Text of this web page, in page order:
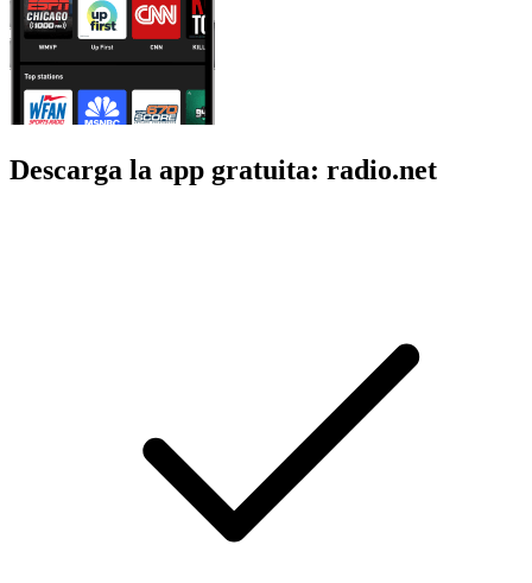
Descarga la app gratuita: radio.net